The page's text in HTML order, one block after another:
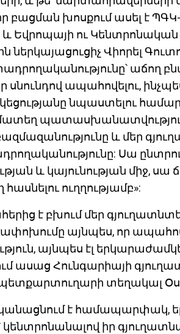
բացման խոսքում ասել է
Եվրոպայի ու Կենտրոնական
Վիորել
աճող
ապահովելու,
նպաստելու
և մեր
Սա
և կայունության միջ,
ուղղությամբ»:
է բխում մեր
այնպես, որ
այնպես էլ
ասաց Հունգարիայի
տեղակալ
է համապարփակ,
կենտրոնանալով իր